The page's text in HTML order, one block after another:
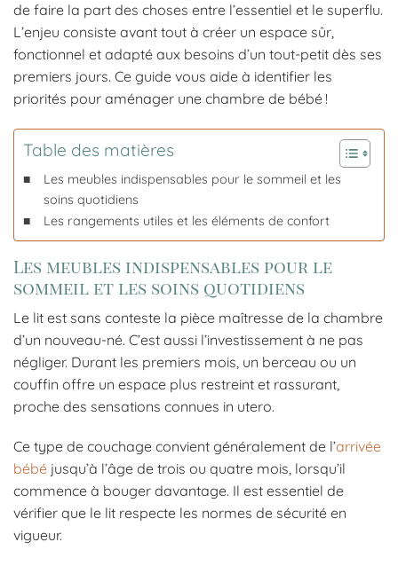
de faire la part des choses entre l’essentiel et le superflu.
L’enjeu consiste avant tout à créer un espace sûr,
fonctionnel et adapté aux besoins d’un tout-petit dès ses
premiers jours. Ce guide vous aide à identifier les
priorités pour aménager une chambre de bébé !
Table des matières
Les meubles indispensables pour le sommeil et les
soins quotidiens
Les rangements utiles et les éléments de confort
Les meubles indispensables pour le
sommeil et les soins quotidiens
Le lit est sans conteste la pièce maîtresse de la chambre
d’un nouveau-né. C’est aussi l’investissement à ne pas
négliger. Durant les premiers mois, un berceau ou un
couffin offre un espace plus restreint et rassurant,
proche des sensations connues in utero.
Ce type de couchage convient généralement de l’arrivée
bébé jusqu’à l’âge de trois ou quatre mois, lorsqu’il
commence à bouger davantage. Il est essentiel de
vérifier que le lit respecte les normes de sécurité en
vigueur.